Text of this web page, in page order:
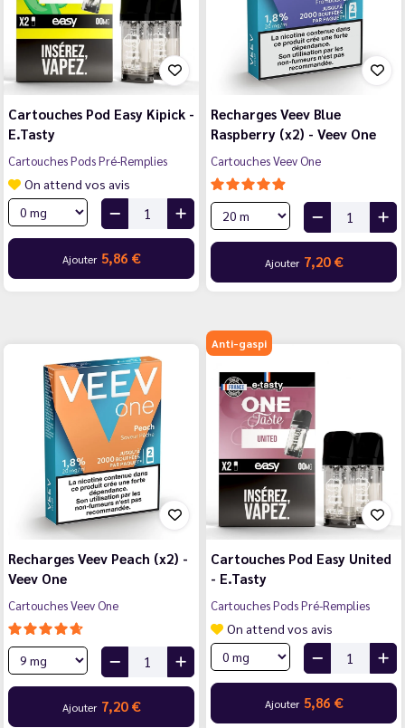
Cartouches Pod Easy Kipick -
E.Tasty
Cartouches Pods Pré-Remplies
On attend vos avis
Ajouter 5,86 €
Recharges Veev Blue
Raspberry (x2) - Veev One
Cartouches Veev One
Ajouter 7,20 €
Recharges Veev Peach (x2) -
Veev One
Cartouches Veev One
Ajouter 7,20 €
Anti-gaspi
Cartouches Pod Easy United
- E.Tasty
Cartouches Pods Pré-Remplies
On attend vos avis
Ajouter 5,86 €